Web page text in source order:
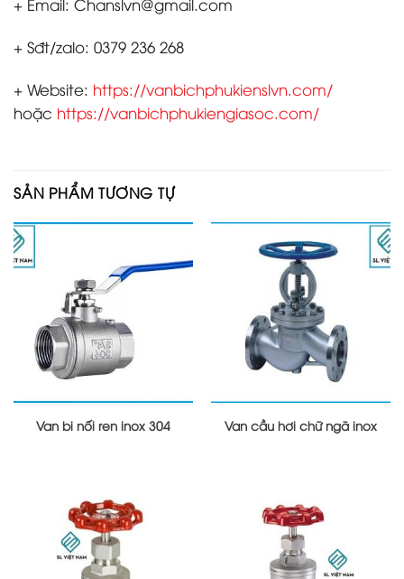
+ Sđt/zalo: 0379 236 268
+ Website: https://vanbichphukienslvn.com/
hoặc https://vanbichphukiengiasoc.com/
SẢN PHẨM TƯƠNG TỰ
Van bi nối ren inox 304 Van cầu hơi chữ ngã inox